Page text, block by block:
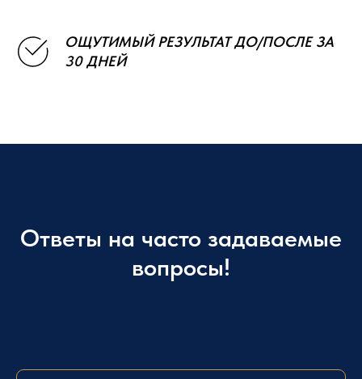
ОЩУТИМЫЙ РЕЗУЛЬТАТ ДО/ПОСЛЕ ЗА
30 ДНЕЙ
Ответы на часто задаваемые
вопросы!